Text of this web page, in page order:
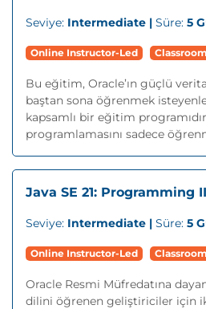
Seviye: Intermediate | Süre: 5
Online Instructor-Led
Bu eğitim, Oracle’ın güçlü
baştan sona öğrenmek
kapsamlı bir eğitim
programlamasını sadece
Java SE 21: Programming II
Seviye: Intermediate | Süre: 5
Online Instructor-Led
Oracle Resmi Müfredatına
dilini öğrenen geliştiriciler için